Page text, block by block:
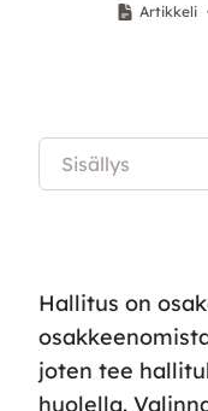
Artikkeli
Sisällys
Hallitus on
joten tee
huolella.